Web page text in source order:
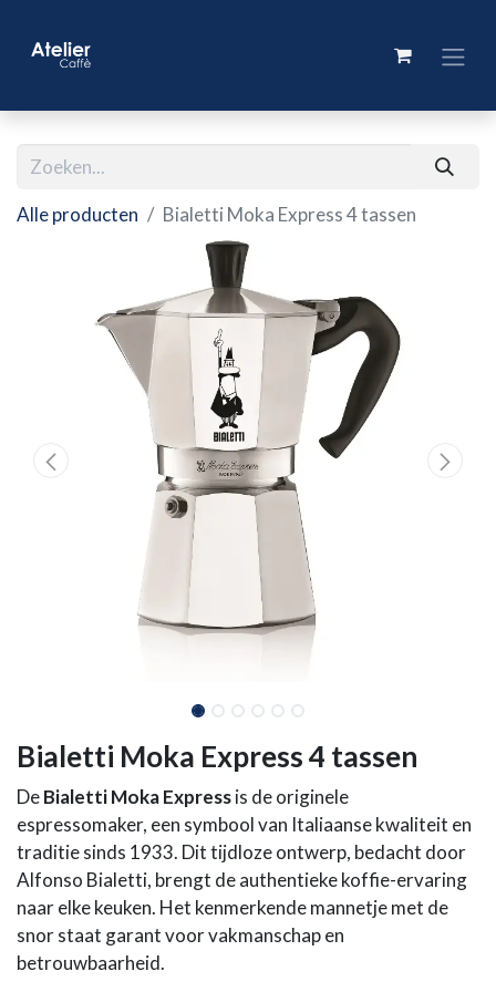
Alle producten Bialetti Moka Express 4 tassen
Bialetti Moka Express 4 tassen
DeBialetti Moka Expressis de originele
espressomaker, een symbool van Italiaanse kwaliteit en
traditie sinds 1933. Dit tijdloze ontwerp, bedacht door
Alfonso Bialetti, brengt de authentieke koffie-ervaring
naar elke keuken. Het kenmerkende mannetje met de
snor staat garant voor vakmanschap en
betrouwbaarheid.